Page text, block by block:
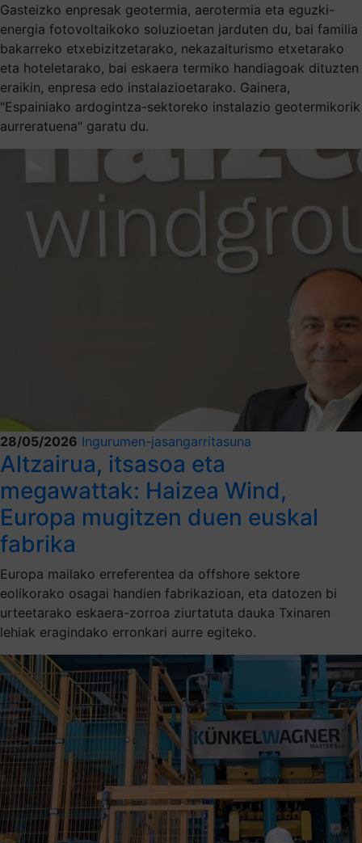
Gasteizko enpresak geotermia, aerotermia eta eguzki-
energia fotovoltaikoko soluzioetan jarduten du, bai familia
bakarreko etxebizitzetarako, nekazalturismo etxetarako
eta hoteletarako, bai eskaera termiko handiagoak dituzten
eraikin, enpresa edo instalazioetarako. Gainera,
"Espainiako ardogintza-sektoreko instalazio geotermikorik
aurreratuena" garatu du.
28/05/2026 Ingurumen-jasangarritasuna
Altzairua, itsasoa eta
megawattak: Haizea Wind,
Europa mugitzen duen euskal
fabrika
Europa mailako erreferentea da offshore sektore
eolikorako osagai handien fabrikazioan, eta datozen bi
urteetarako eskaera-zorroa ziurtatuta dauka Txinaren
lehiak eragindako erronkari aurre egiteko.